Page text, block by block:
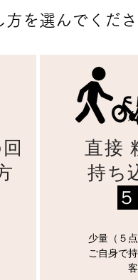
を選んでくだ
直接
持ち
少量（５
ご自身で